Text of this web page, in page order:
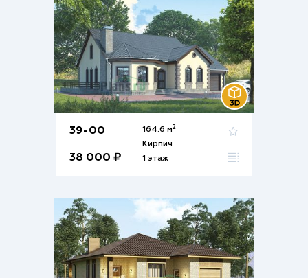
39-00
38 000 ₽
164.6 м2
Кирпич
1 этаж